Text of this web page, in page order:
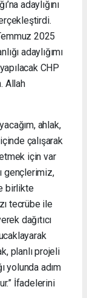
adaylığını
2025
adaylığımı
CHP
Allah
ahlak,
çalışarak
için var
gençlerimiz,
birlikte
tecrübe ile
dağıtıcı
planlı projeli
yolunda adım
İfadelerini